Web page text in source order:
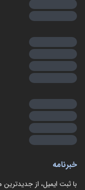
خبرنامه
با ثبت ایمیل، از جدید‌ترین